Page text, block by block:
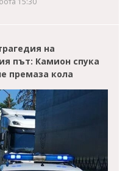
на
път: Камион спука
премаза кола